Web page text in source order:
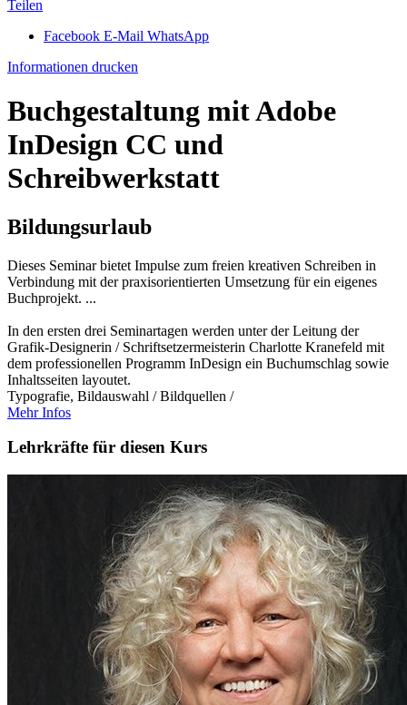
Teilen
Facebook E-Mail WhatsApp
Informationen drucken
Buchgestaltung mit Adobe
InDesign CC und
Schreibwerkstatt
Bildungsurlaub
Dieses Seminar bietet Impulse zum freien kreativen Schreiben in
Verbindung mit der praxisorientierten Umsetzung für ein eigenes
Buchprojekt. ...
In den ersten drei Seminartagen werden unter der Leitung der
Grafik-Designerin / Schriftsetzermeisterin Charlotte Kranefeld mit
dem professionellen Programm InDesign ein Buchumschlag sowie
Inhaltsseiten layoutet.
Typografie, Bildauswahl / Bildquellen /
Mehr Infos
Lehrkräfte für diesen Kurs